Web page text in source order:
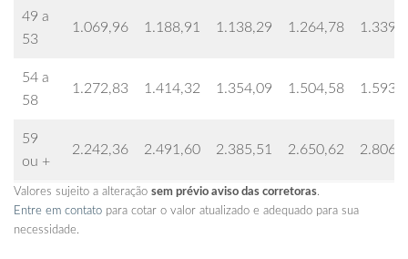
49 a
53
1.069,96 1.188,91 1.138,29 1.264,78
54 a
58
1.272,83 1.414,32 1.354,09 1.504,58
59
ou +
2.242,36 2.491,60 2.385,51 2.650,62
Valores sujeito a alteração sem prévio aviso das corretoras.
Entre em contato para cotar o valor atualizado e adequado para sua
necessidade.